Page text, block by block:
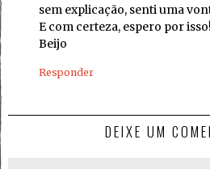
sem explicação, senti uma
E com certeza, espero por
Beijo
Responder
DEIXE UM